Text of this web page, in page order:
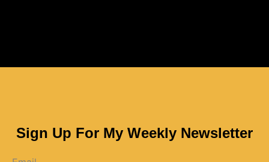
Sign Up For My Weekly Newsletter